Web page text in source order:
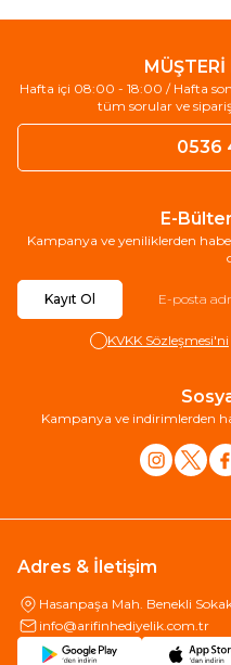
Hafta içi 08:00 - 18:00 / Hafta
tüm sorular ve
0536
E-
Kampanya ve yeniliklerden
Kayıt Ol
KVKK Sözleşmesi'ni
Kampanya ve indirimlerden
Adres & İletişim
Hasanpaşa Mah. Benekli
info@arifinhediyelik.com.tr